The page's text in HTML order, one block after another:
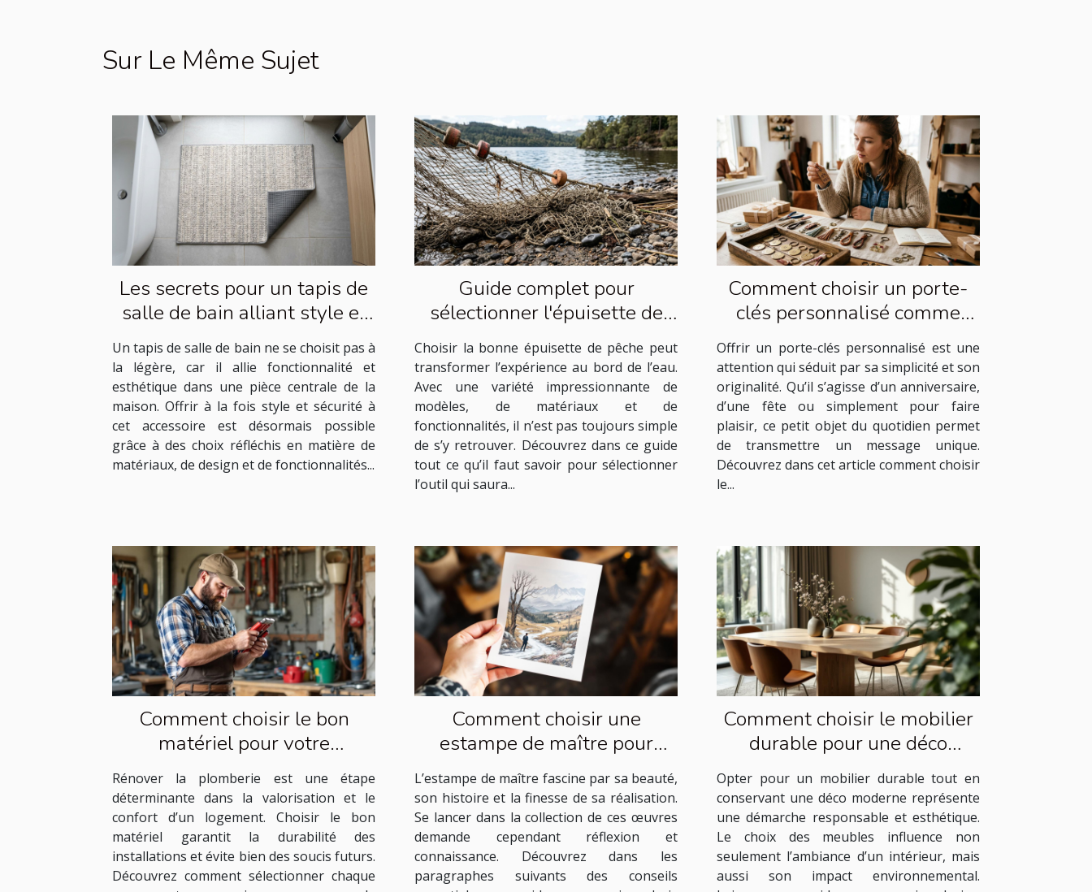
Sur Le Même Sujet
Les secrets pour un tapis de
salle de bain alliant style et
sécurité
Un tapis de salle de bain ne se choisit pas à
la légère, car il allie fonctionnalité et
esthétique dans une pièce centrale de la
maison. Offrir à la fois style et sécurité à
cet accessoire est désormais possible
grâce à des choix réfléchis en matière de
matériaux, de design et de fonctionnalités...
Guide complet pour
sélectionner l'épuisette de
pêche idéale
Choisir la bonne épuisette de pêche peut
transformer l’expérience au bord de l’eau.
Avec une variété impressionnante de
modèles, de matériaux et de
fonctionnalités, il n’est pas toujours simple
de s’y retrouver. Découvrez dans ce guide
tout ce qu’il faut savoir pour sélectionner
l’outil qui saura...
Comment choisir un porte-
clés personnalisé comme
cadeau idéal ?
Offrir un porte-clés personnalisé est une
attention qui séduit par sa simplicité et son
originalité. Qu’il s’agisse d’un anniversaire,
d’une fête ou simplement pour faire
plaisir, ce petit objet du quotidien permet
de transmettre un message unique.
Découvrez dans cet article comment choisir
le...
Comment choisir le bon
matériel pour votre
rénovation de plomberie ?
Rénover la plomberie est une étape
déterminante dans la valorisation et le
confort d’un logement. Choisir le bon
matériel garantit la durabilité des
installations et évite bien des soucis futurs.
Découvrez comment sélectionner chaque
Comment choisir une
estampe de maître pour
débuter sa collection ?
L’estampe de maître fascine par sa beauté,
son histoire et la finesse de sa réalisation.
Se lancer dans la collection de ces œuvres
demande cependant réflexion et
connaissance. Découvrez dans les
paragraphes suivants des conseils
Comment choisir le mobilier
durable pour une déco
moderne ?
Opter pour un mobilier durable tout en
conservant une déco moderne représente
une démarche responsable et esthétique.
Le choix des meubles influence non
seulement l’ambiance d’un intérieur, mais
aussi son impact environnemental.